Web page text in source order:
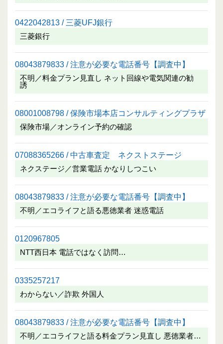
0422042813 / 三菱UFJ銀行
三菱銀行
08043879833 / 注意が必要な電話番号【調査中】
不明／料金プラン見直し ネット回線や電気関連の勧
誘
08001008798 / 保険市場本店コンサルティングプラザ
保険市場／オンライン予約の確認
07088365266 / 中古車査定 ネクストステージ
ネクステージ／営業電話 かなりしつこい
08043879833 / 注意が必要な電話番号【調査中】
不明／エコライフと語る悪徳業者 迷惑電話
0120967805
NTT西日本 電話ではなく訪問…
0335257217
わからない／詐欺 外国人
08043879833 / 注意が必要な電話番号【調査中】
不明／エコライフと語る料金プラン見直し 悪徳業者…